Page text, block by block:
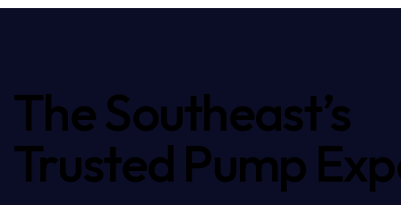
The Southeast’s
Trusted Pump